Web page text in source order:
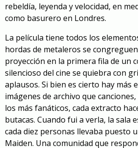
rebeldía, leyenda y velocidad, en
como basurero en Londres.
La película tiene todos los
hordas de metaleros se
proyección en la primera fila de un
silencioso del cine se quiebra con
aplausos. Si bien es cierto hay más
imágenes de archivo que
los más fanáticos, cada extracto
butacas. Cuando fui a verla, la sala
cada diez personas llevaba puesto
Maiden. Una comunidad que